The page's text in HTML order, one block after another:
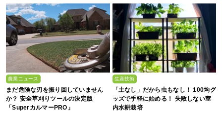
農業ニュース
まだ危険な刃を振り回していません
か？ 安全草刈りツールの決定版
「SuperカルマーPRO」
生産技術
「土なし」だから虫もなし！ 100均グ
ッズで手軽に始める！ 失敗しない室
内水耕栽培